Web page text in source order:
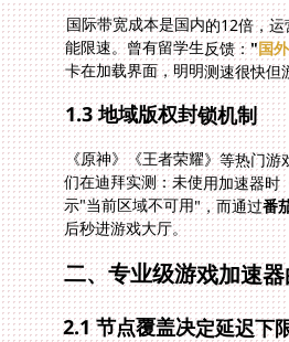
国际带宽成本是国内的12倍，
能限速。曾有留学生反馈："国
卡在加载界面，明明测速很快
1.3 地域版权封锁机制
《原神》《王者荣耀》等热门游
们在迪拜实测：未使用加速
示"当前区域不可用"，而通过番
后秒进游戏大厅。
二、专业级游戏加速
2.1 节点覆盖决定延迟下